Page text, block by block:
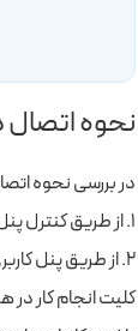
نحوه
در بررسی نحوه
۱. از طریق کنترل پنل یا پنل کاربری هاستینگ خود اقدام کنید.
۲. از طریق پنل کاربری ثبت کننده دامنه جلو بروید.
کلیت انجام کار